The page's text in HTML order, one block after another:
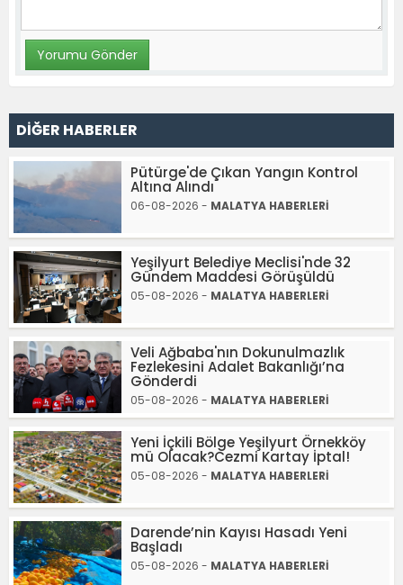
DİĞER HABERLER
Pütürge'de Çıkan Yangın Kontrol
Altına Alındı
06-08-2026 - MALATYA HABERLERİ
​​​​​​​Yeşilyurt Belediye Meclisi'nde 32
Gündem Maddesi Görüşüldü
05-08-2026 - MALATYA HABERLERİ
Veli Ağbaba'nın Dokunulmazlık
Fezlekesini Adalet Bakanlığı’na
Gönderdi
05-08-2026 - MALATYA HABERLERİ
Yeni İçkili Bölge Yeşilyurt Örnekköy
mü Olacak?Cezmi Kartay İptal!
05-08-2026 - MALATYA HABERLERİ
Darende’nin Kayısı Hasadı Yeni
Başladı
05-08-2026 - MALATYA HABERLERİ